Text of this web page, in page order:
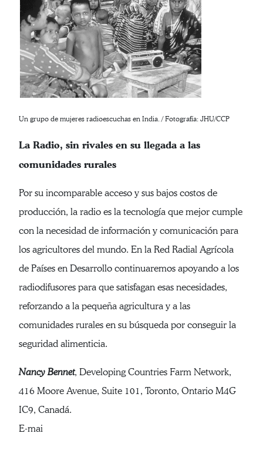
Un grupo de mujeres radioescuchas en India. / Fotografía: JHU/CCP
La Radio, sin rivales en su llegada a las
comunidades rurales
Por su incomparable acceso y sus bajos costos de
producción, la radio es la tecnología que mejor cumple
con la necesidad de información y comunicación para
los agricultores del mundo. En la Red Radial Agrícola
de Países en Desarrollo continuaremos apoyando a los
radiodifusores para que satisfagan esas necesidades,
reforzando a la pequeña agricultura y a las
comunidades rurales en su búsqueda por conseguir la
seguridad alimenticia.
Nancy Bennet, Developing Countries Farm Network,
416 Moore Avenue, Suite 101, Toronto, Ontario M4G
IC9, Canadá.
E-mai